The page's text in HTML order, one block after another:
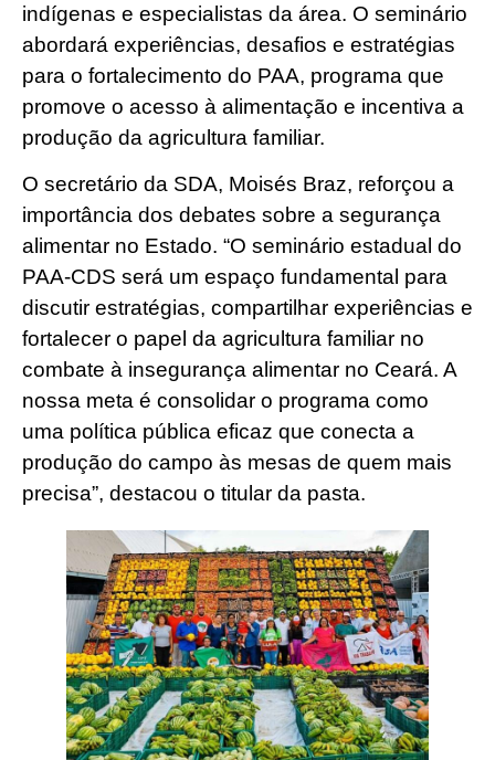
indígenas e especialistas da área. O seminário
abordará experiências, desafios e estratégias
para o fortalecimento do PAA, programa que
promove o acesso à alimentação e incentiva a
produção da agricultura familiar.
O secretário da SDA, Moisés Braz, reforçou a
importância dos debates sobre a segurança
alimentar no Estado. “O seminário estadual do
PAA-CDS será um espaço fundamental para
discutir estratégias, compartilhar experiências e
fortalecer o papel da agricultura familiar no
combate à insegurança alimentar no Ceará. A
nossa meta é consolidar o programa como
uma política pública eficaz que conecta a
produção do campo às mesas de quem mais
precisa”, destacou o titular da pasta.